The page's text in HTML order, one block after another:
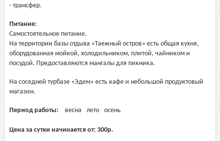
- трансфер.
Питание:
Самостоятельное питание.
На территории базы отдыха «Таежный остров» есть общая кухня,
оборудованная мойкой, холодильником, плитой, чайником и
посудой. Предоставляются мангалы для пикника.
На соседней турбазе «Эдем» есть кафе и небольшой продуктовый
магазин.
Период работы: весна лето осень
Цена за сутки начинается от: 300р.